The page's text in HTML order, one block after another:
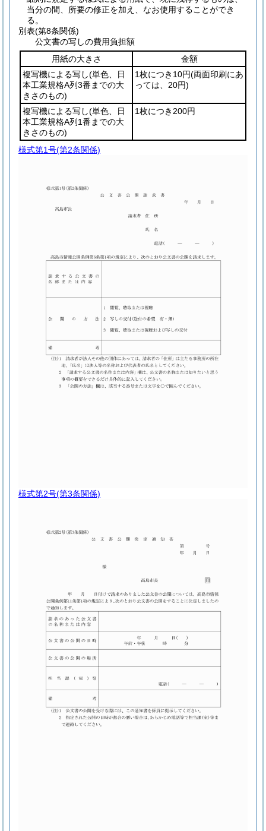
当分の間、所要の修正を加え、なお使用することができ
る。
別表(第8条関係)
公文書の写しの費用負担額
用紙の大きさ
金額
複写機による写し(単色、日
本工業規格A列3番までの大
きさのもの)
1枚につき10円(両面印刷にあ
っては、20円)
複写機による写し(単色、日
本工業規格A列1番までの大
きさのもの)
1枚につき200円
様式第1号(第2条関係)
様式第2号(第3条関係)